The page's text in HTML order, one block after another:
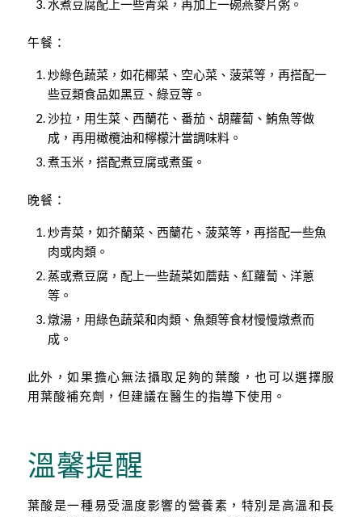
水煮豆腐配上一些青菜，再加上一碗燕麥片粥。
午餐：
炒綠色蔬菜，如花椰菜、空心菜、菠菜等，再搭配一
些豆類食品如黑豆、綠豆等。
沙拉，用生菜、西蘭花、番茄、胡蘿蔔、鮪魚等做
成，再用橄欖油和檸檬汁當調味料。
煮玉米，搭配煮豆腐或煮蛋。
晚餐：
炒青菜，如芥蘭菜、西蘭花、菠菜等，再搭配一些魚
肉或肉類。
蒸或煮豆腐，配上一些蔬菜如蘑菇、紅蘿蔔、洋蔥
等。
燉湯，用綠色蔬菜和肉類、魚類等食材慢慢燉煮而
成。
此外，如果擔心無法攝取足夠的葉酸，也可以選擇服
用葉酸補充劑，但建議在醫生的指導下使用。
溫馨提醒
葉酸是一種易受溫度影響的營養素，特別是高溫和長